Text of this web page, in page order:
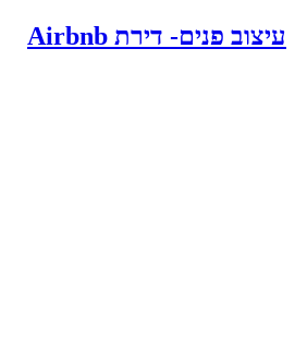
עיצוב פנים- דירת Airbnb